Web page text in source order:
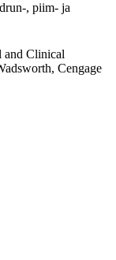
, piim- ja
and Clinical
Cengage